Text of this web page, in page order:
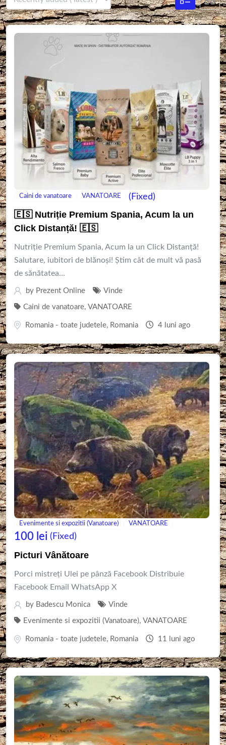
Caini de vanatoare VANATOARE (Fixed)
🇪🇸 Nutriție Premium Spania, Acum la un
Click Distanță! 🇪🇸
Nutriție Premium Spania, Acum la un Click Distanță! ​
Salutare, iubitori de blănoși! ​Știm cât de mult vă pasă
de sănătatea...
by Prezent Online Vinde
Caini de vanatoare, VANATOARE
Romania - toate judetele, Romania 4 luni ago
Evenimente si expozitii (Vanatoare) VANATOARE
100 lei (Fixed)
Picturi Vânătoare
Porci mistreți Ulei pe pânză Facebook Distribuie
Facebook Email WhatsApp X
by Badescu Monica Vinde
Evenimente si expozitii (Vanatoare), VANATOARE
Romania - toate judetele, Romania 11 luni ago